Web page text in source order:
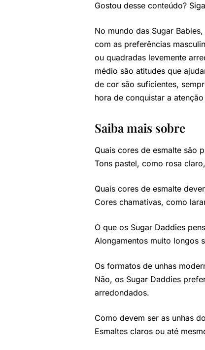
Gostou desse conteúdo?
No mundo das Sugar
com as preferências
ou quadradas levemente
médio são atitudes que
de cor são suficientes,
hora de conquistar a
Saiba mais sobre
Quais cores de esmalte são
Tons pastel, como rosa
Quais cores de esmalte
Cores chamativas, como
O que os Sugar Daddies
Alongamentos muito longos
Os formatos de unhas
Não, os Sugar Daddies
arredondados.
Como devem ser as unhas
Esmaltes claros ou até